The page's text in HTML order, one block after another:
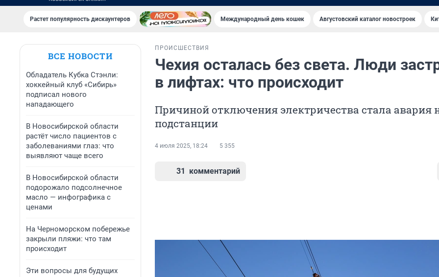
Растет популярность дискаунтеров Международный день кошек Августовский каталог новостроек
ВСЕ НОВОСТИ
Обладатель Кубка Стэнли:
хоккейный клуб «Сибирь»
подписал нового
нападающего
В Новосибирской области
растёт число пациентов с
заболеваниями глаз: что
выявляют чаще всего
В Новосибирской области
подорожало подсолнечное
масло — инфографика с
ценами
На Черноморском побережье
закрыли пляжи: что там
происходит
Эти вопросы для будущих
ПРОИСШЕСТВИЯ
Чехия осталась без света. Люди
в лифтах: что происходит
Причиной отключения электричества стала авария
подстанции
4 июля 2025, 18:24 5 355
31 комментарий